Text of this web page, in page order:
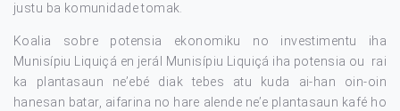
justu ba komunidade tomak.
Koalia sobre potensia ekonomiku no investimentu iha
Munisípiu Liquiçá en jerál Munisípiu Liquiçá iha potensia ou rai
ka plantasaun ne’ebé diak tebes atu kuda ai-han oin-oin
hanesan batar, aifarina no hare alende ne’e plantasaun kafé ho